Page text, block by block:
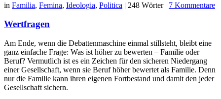
in Familia, Femina, Ideologia, Politica | 248 Wörter | 7 Kommentare
Wertfragen
Am Ende, wenn die Debattenmaschine einmal stillsteht, bleibt eine
ganz einfache Frage: Was ist höher zu bewerten – Familie oder
Beruf? Vermutlich ist es ein Zeichen für den sicheren Niedergang
einer Gesellschaft, wenn sie Beruf höher bewertet als Familie. Denn
nur die Familie kann ihren eigenen Fortbestand und damit den jeder
Gesellschaft sichern.